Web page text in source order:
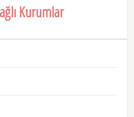
Kurumlar